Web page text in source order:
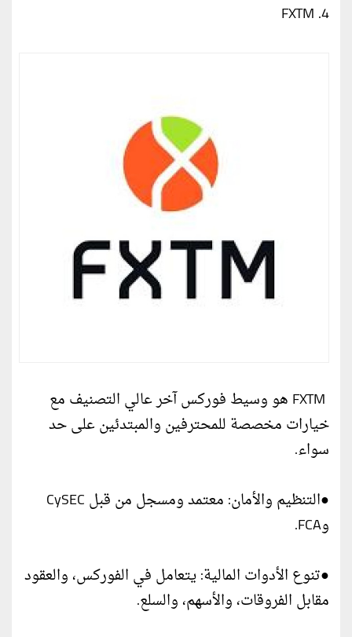
4. FXTM
FXTM هو وسيط فوركس آخر عالي التصنيف مع
خيارات مخصصة للمحترفين والمبتدئين على حد
سواء.
●التنظيم والأمان: معتمد ومسجل من قبل CySEC
وFCA.
●تنوع الأدوات المالية: يتعامل في الفوركس، والعقود
مقابل الفروقات، والأسهم، والسلع.